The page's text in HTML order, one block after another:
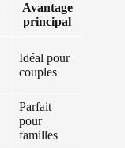
Avantage
principal
Idéal pour
couples
Parfait
pour
familles